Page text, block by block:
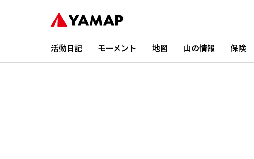
活動日記 モーメント 地図 山の情報 保険